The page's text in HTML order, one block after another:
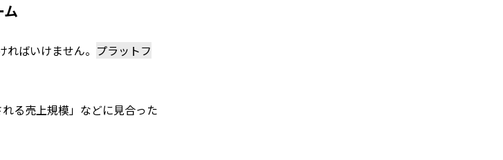
ばいけません。 プラットフ
る売上規模」などに見合った